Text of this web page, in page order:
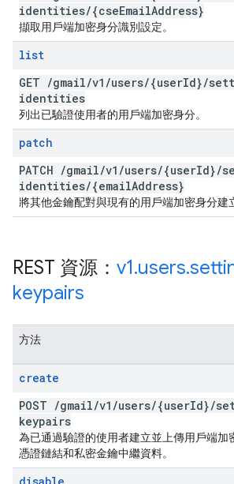
identities/{cseEmailAddress}
擷取用戶端加密身分識別設定。
list
GET /gmail/v1 /users/{userId}/
identities
列出已驗證使用者的用戶端加密身分。
patch
PATCH /gmail/v1 /users/{userId}/
identities/{emailAddress}
將其他金鑰配對與現有的用戶端加密身分建
REST 資源： v1.users.
keypairs
方法
create
POST /gmail/v1 /users/{userId}/
keypairs
為已通過驗證的使用者建立並上傳用戶端加
憑證鏈結和私密金鑰中繼資料。